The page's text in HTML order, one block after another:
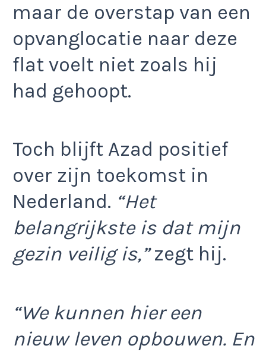
maar de overstap van een
opvanglocatie naar deze
flat voelt niet zoals hij
had gehoopt.
Toch blijft Azad positief
over zijn toekomst in
Nederland. “Het
belangrijkste is dat mijn
gezin veilig is,”zegt hij.
“We kunnen hier een
nieuw leven opbouwen. En